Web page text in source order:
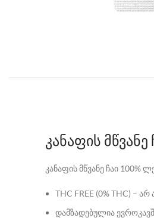
კანაფის მწვანე
კანაფის მწვანე ჩაი 100%
THC FREE (0% THC) –
დამზადებულია